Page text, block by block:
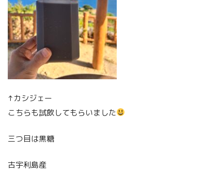
↑カシジェー
こちらも試飲してもらいました
三つ目は黒糖
古宇利島産